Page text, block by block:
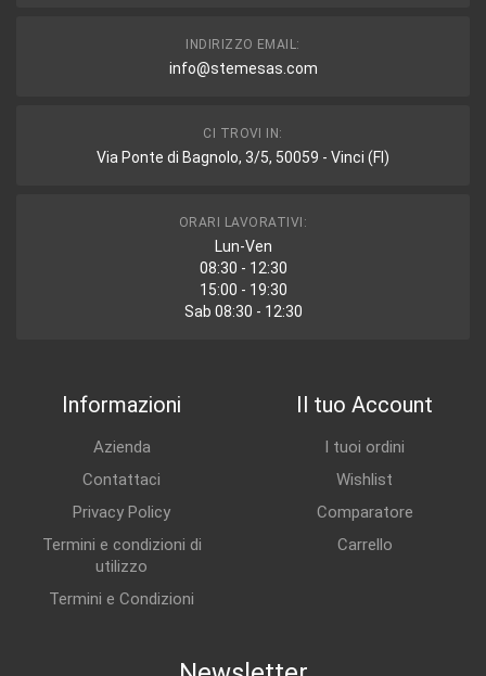
INDIRIZZO EMAIL:
info@stemesas.com
CI TROVI IN:
Via Ponte di Bagnolo, 3/5, 50059 - Vinci (FI)
ORARI LAVORATIVI:
Lun-Ven
08:30 - 12:30
15:00 - 19:30
Sab 08:30 - 12:30
Informazioni
Azienda
Contattaci
Privacy Policy
Termini e condizioni di
utilizzo
Termini e Condizioni
Il tuo Account
I tuoi ordini
Wishlist
Comparatore
Carrello